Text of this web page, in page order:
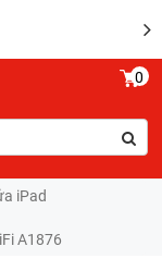
0
iPad
A1876